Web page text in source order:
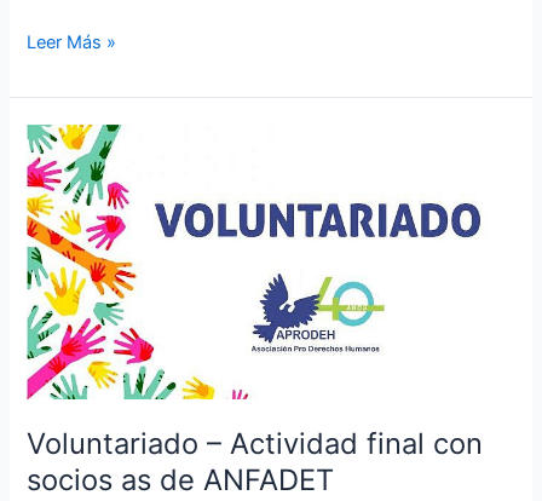
Leer Más »
Voluntariado – Actividad final con
socios as de ANFADET
Voluntariado
–
Actividad
final
con
socios
as
de
ANFADET